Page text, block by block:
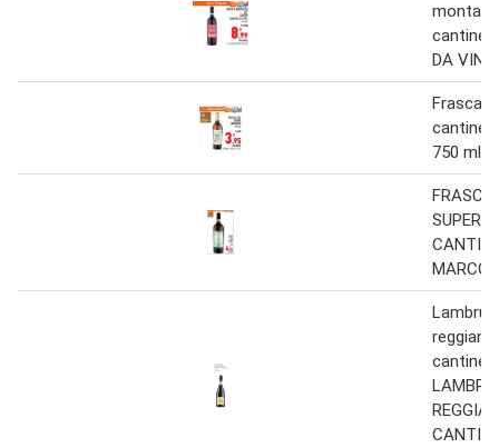
cantine
DA
Frascati
cantine
750 ml
MARCO
reggiano
cantine